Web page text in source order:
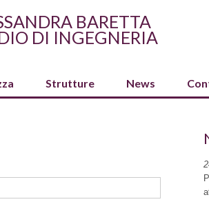
BARETTA
DI INGEGNERIA
Strutture News